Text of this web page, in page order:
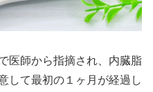
医師から指摘され、内臓脂
して最初の１ヶ月が経過し